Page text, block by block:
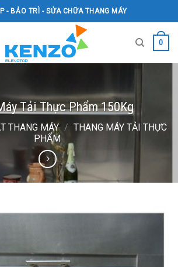
- BẢO TRÌ - SỬA CHỮA THANG MÁY
0
Tải Thực Phẩm 150Kg
THANG MÁY / THANG MÁY TẢI THỰC
PHẨM